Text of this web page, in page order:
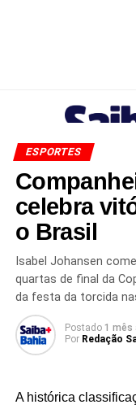
ESPORTES
celebra
o Brasil
Isabel Johansen
quartas de final da
da festa da torcida
Postado 1 mês
Por Redação
A histórica